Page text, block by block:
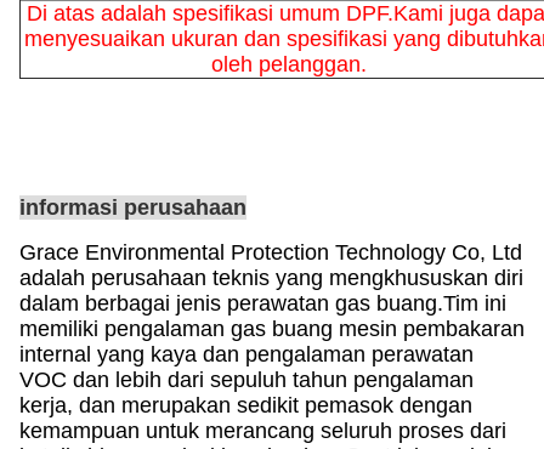
Di atas adalah spesifikasi umum DPF.Kami juga
menyesuaikan ukuran dan spesifikasi yang
oleh pelanggan.
informasi perusahaan
Grace Environmental Protection Technology Co, Ltd
adalah perusahaan teknis yang mengkhususkan diri
dalam berbagai jenis perawatan gas buang.Tim ini
memiliki pengalaman gas buang mesin pembakaran
internal yang kaya dan pengalaman perawatan
VOC dan lebih dari sepuluh tahun pengalaman
kerja, dan merupakan sedikit pemasok dengan
kemampuan untuk merancang seluruh proses dari